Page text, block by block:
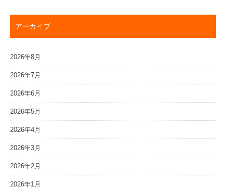
アーカイブ
2026年8月
2026年7月
2026年6月
2026年5月
2026年4月
2026年3月
2026年2月
2026年1月